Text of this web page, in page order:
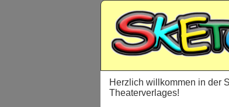
Herzlich willkommen in der
Theaterverlages!